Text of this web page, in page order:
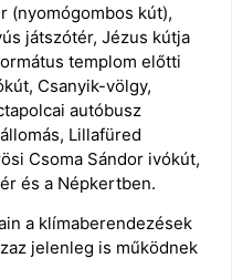
(nyomógombos kút),
játszótér, Jézus kútja
templom előtti
Csanyik-völgy,
autóbusz
Lillafüred
Csoma Sándor ivókút,
és a Népkertben.
a klímaberendezések
jelenleg is működnek